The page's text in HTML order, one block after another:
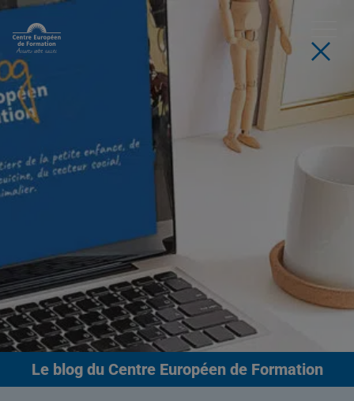
Le blogdu Centre Européen de Formation